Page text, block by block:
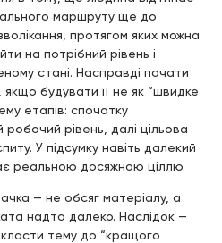
маршруту ще до
протягом яких можна
на потрібний рівень і
стані. Насправді почати
якщо будувати її не як “швидке
етапів: спочатку
рівень, далі цільова
У підсумку навіть далекий
реальною досяжною ціллю.
— не обсяг матеріалу, а
надто далеко. Наслідок —
тему до “кращого